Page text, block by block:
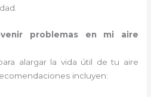
problemas en mi aire
alargar la vida útil de tu aire
incluyen: